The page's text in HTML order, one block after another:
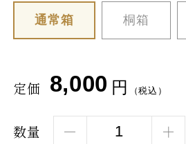
通常箱 桐箱
定価 8,000 円 （税込）
数量